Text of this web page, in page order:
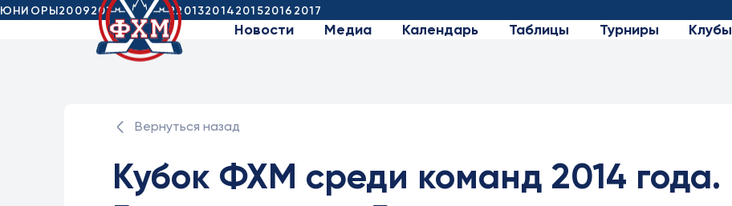
ЮНИОРЫ20092010201120122013201420152016 2017
Новости Медиа Календарь Таблицы Турниры Клубы
Вернуться назад
Кубок ФХМ среди команд 2014 года.